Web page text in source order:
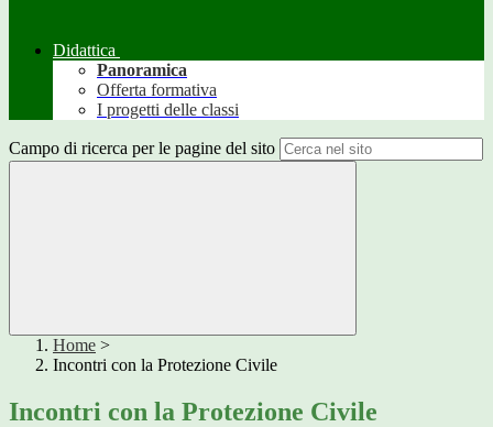
Didattica
Panoramica
Offerta formativa
I progetti delle classi
Campo di ricerca per le pagine del sito
Home >
Incontri con la Protezione Civile
Incontri con la Protezione Civile